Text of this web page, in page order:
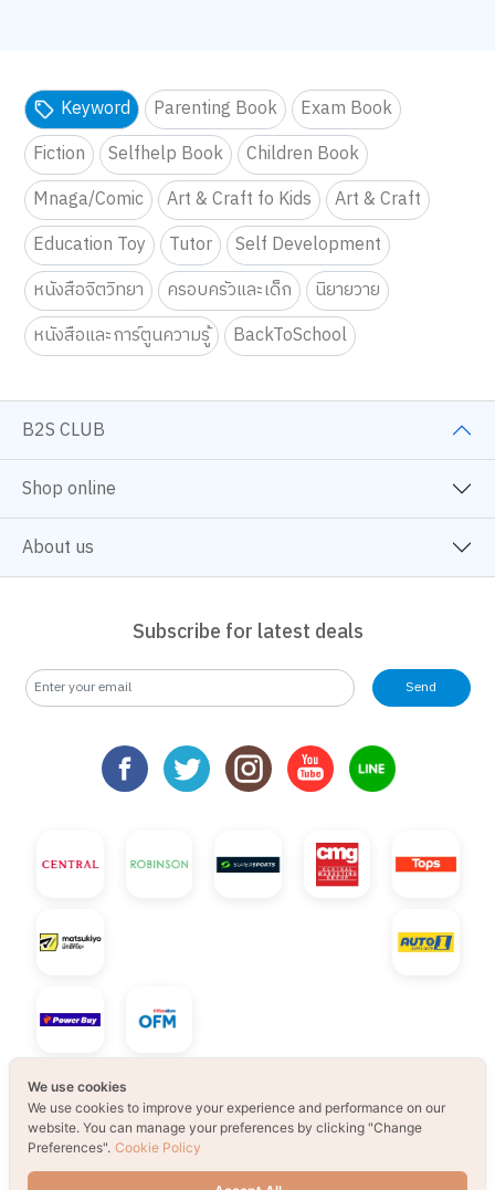
Keyword Parenting Book
Exam Book
Fiction
Selfhelp Book
Children Book
Mnaga/Comic
Art & Craft fo Kids
Art & Craft
Education Toy
Tutor
Self Development
หนังสือจิตวิทยา
ครอบครัวและเด็ก
นิยายวาย
หนังสือและการ์ตูนความรู้
BackToSchool
B2S CLUB
Shop online
About us
Subscribe for latest deals
Send
© 2021 B2S CLUB, All rights reserved. Web
Design by
We use cookies
We use cookies to improve your experience and performance on our
website. You can manage your preferences by clicking "Change
Preferences". Cookie Policy